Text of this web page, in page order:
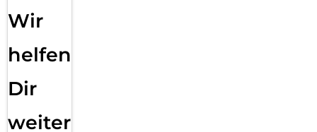
Wir
helfen
Dir
weiter